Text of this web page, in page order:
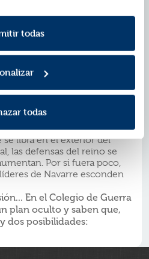
Política de Cookiesy la
todas
todas
y frágil que los demás tu
hecho, los incineran. A esto
jinetes que dragones
probabilidades de éxito; y
de Jinetes, que la
por ser la hija de la
sobrevivir, necesitará
su ingenio.
se libra en el exterior del
las defensas del reino se
Por si fuera poco,
de Navarre esconden
En el Colegio de Guerra
plan oculto y saben que,
dos posibilidades: